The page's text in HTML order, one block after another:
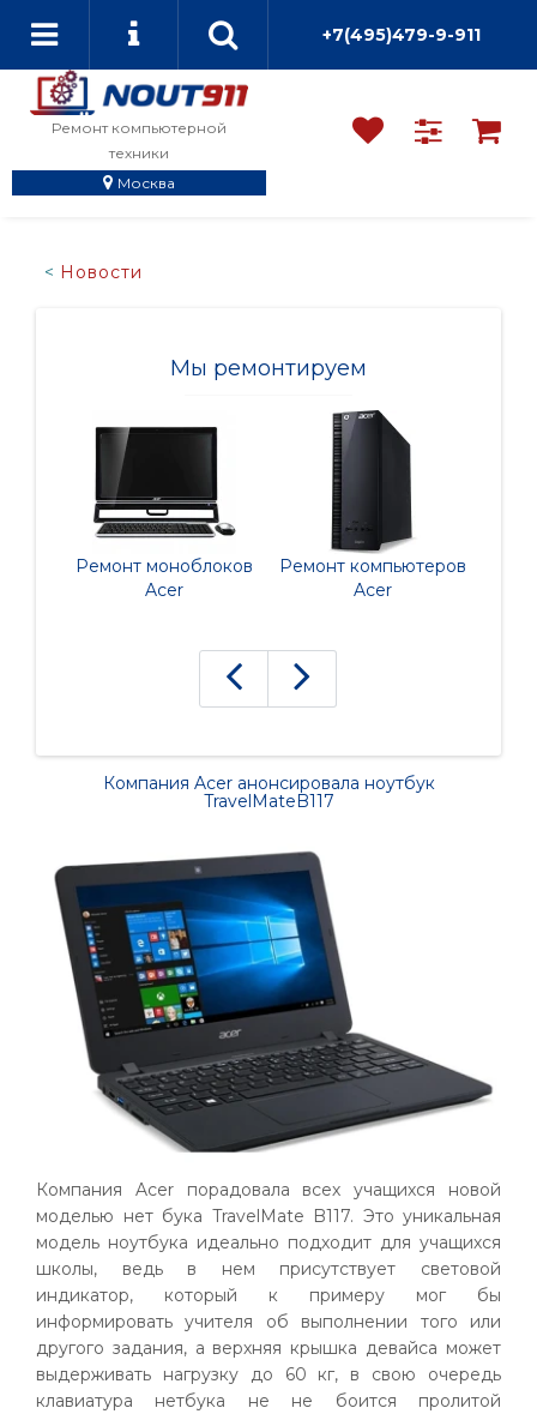
+7(495)479-9-911
Ремонт компьютерной
техники
Москва
Новости
Мы ремонтируем
Ремонт моноблоков
Acer
Ремонт компьютеров
Acer
Компания Acer анонсировала ноутбук
TravelMateB117
Компания Acer порадовала всех учащихся новой
моделью нет бука TravelMate B117. Это уникальная
модель ноутбука идеально подходит для учащихся
школы, ведь в нем присутствует световой
индикатор, который к примеру мог бы
информировать учителя об выполнении того или
другого задания, а верхняя крышка девайса может
выдерживать нагрузку до 60 кг, в свою очередь
клавиатура нетбука не не боится пролитой